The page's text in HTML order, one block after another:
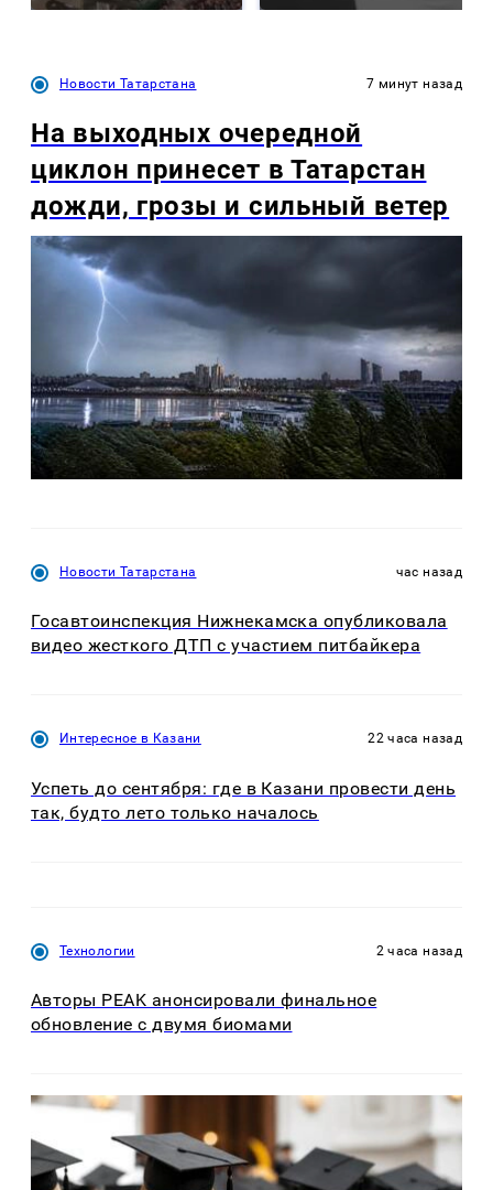
Новости Татарстана 7 минут назад
На выходных очередной
циклон принесет в Татарстан
дожди, грозы и сильный ветер
Новости Татарстана час назад
Госавтоинспекция Нижнекамска опубликовала
видео жесткого ДТП с участием питбайкера
Интересное в Казани 22 часа назад
Успеть до сентября: где в Казани провести день
так, будто лето только началось
Технологии 2 часа назад
Авторы PEAK анонсировали финальное
обновление с двумя биомами